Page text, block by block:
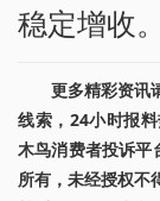
稳定增收
更多精彩资讯
线索，24小时报
木鸟消费者投诉平
所有，未经授权